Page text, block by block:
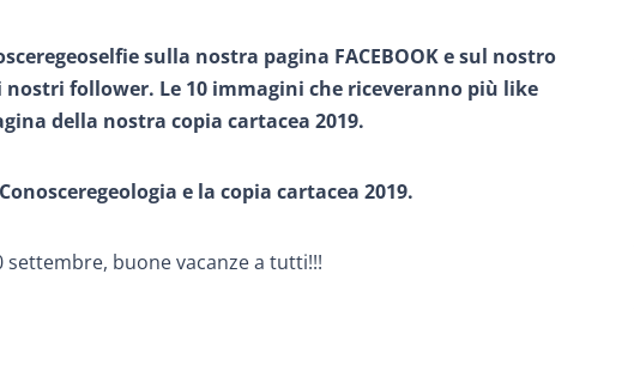
sulla nostra pagina FACEBOOK e sul nostro
nostri follower. Le 10 immagini che riceveranno più like
della nostra copia cartacea 2019.
e la copia cartacea 2019.
buone vacanze a tutti!!!